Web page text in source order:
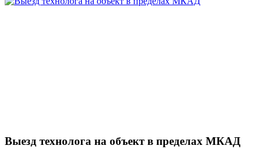
Выезд технолога на объект в пределах МКАД